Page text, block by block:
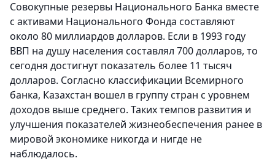
Совокупные резервы Национального Банка вместе
с активами Национального Фонда составляют
около 80 миллиардов долларов. Если в 1993 году
ВВП на душу населения составлял 700 долларов, то
сегодня достигнут показатель более 11 тысяч
долларов. Согласно классификации Всемирного
банка, Казахстан вошел в группу стран с уровнем
доходов выше среднего. Таких темпов развития и
улучшения показателей жизнеобеспечения ранее в
мировой экономике никогда и нигде не
наблюдалось.